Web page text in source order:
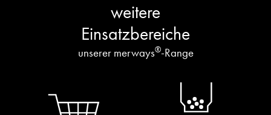
weitere
Einsatz­bereiche
unserer merways®-Range